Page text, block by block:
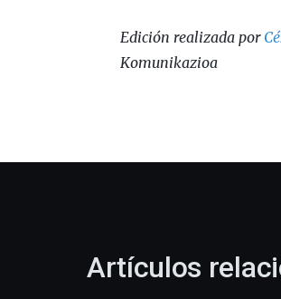
Edición realizada por
Komunikazioa
Artículos